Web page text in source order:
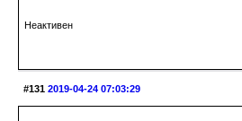
Неактивен
#131 2019-04-24 07:03:29